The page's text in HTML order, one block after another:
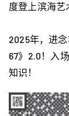
度登上滨海艺
2025年，进
67》2.0！入
知识！